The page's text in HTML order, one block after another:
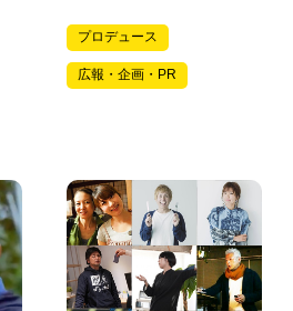
プロデュース
広報・企画・PR